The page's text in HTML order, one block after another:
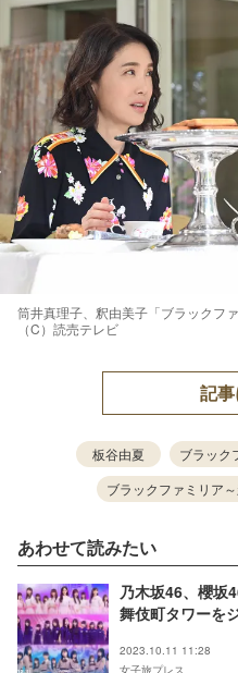
筒井真理子、釈由美子「ブラックフ
（C）読売テレビ
記
板谷由夏
ブラック
ブラックファミリア
あわせて読みたい
乃木坂46、櫻坂
舞伎町タワーを
2023.10.11 11:28